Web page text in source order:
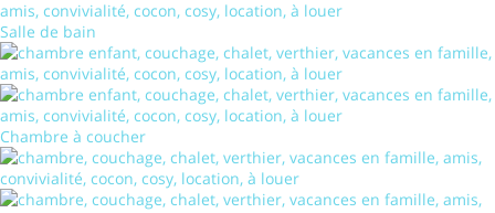
Salle de bain
Chambre à coucher